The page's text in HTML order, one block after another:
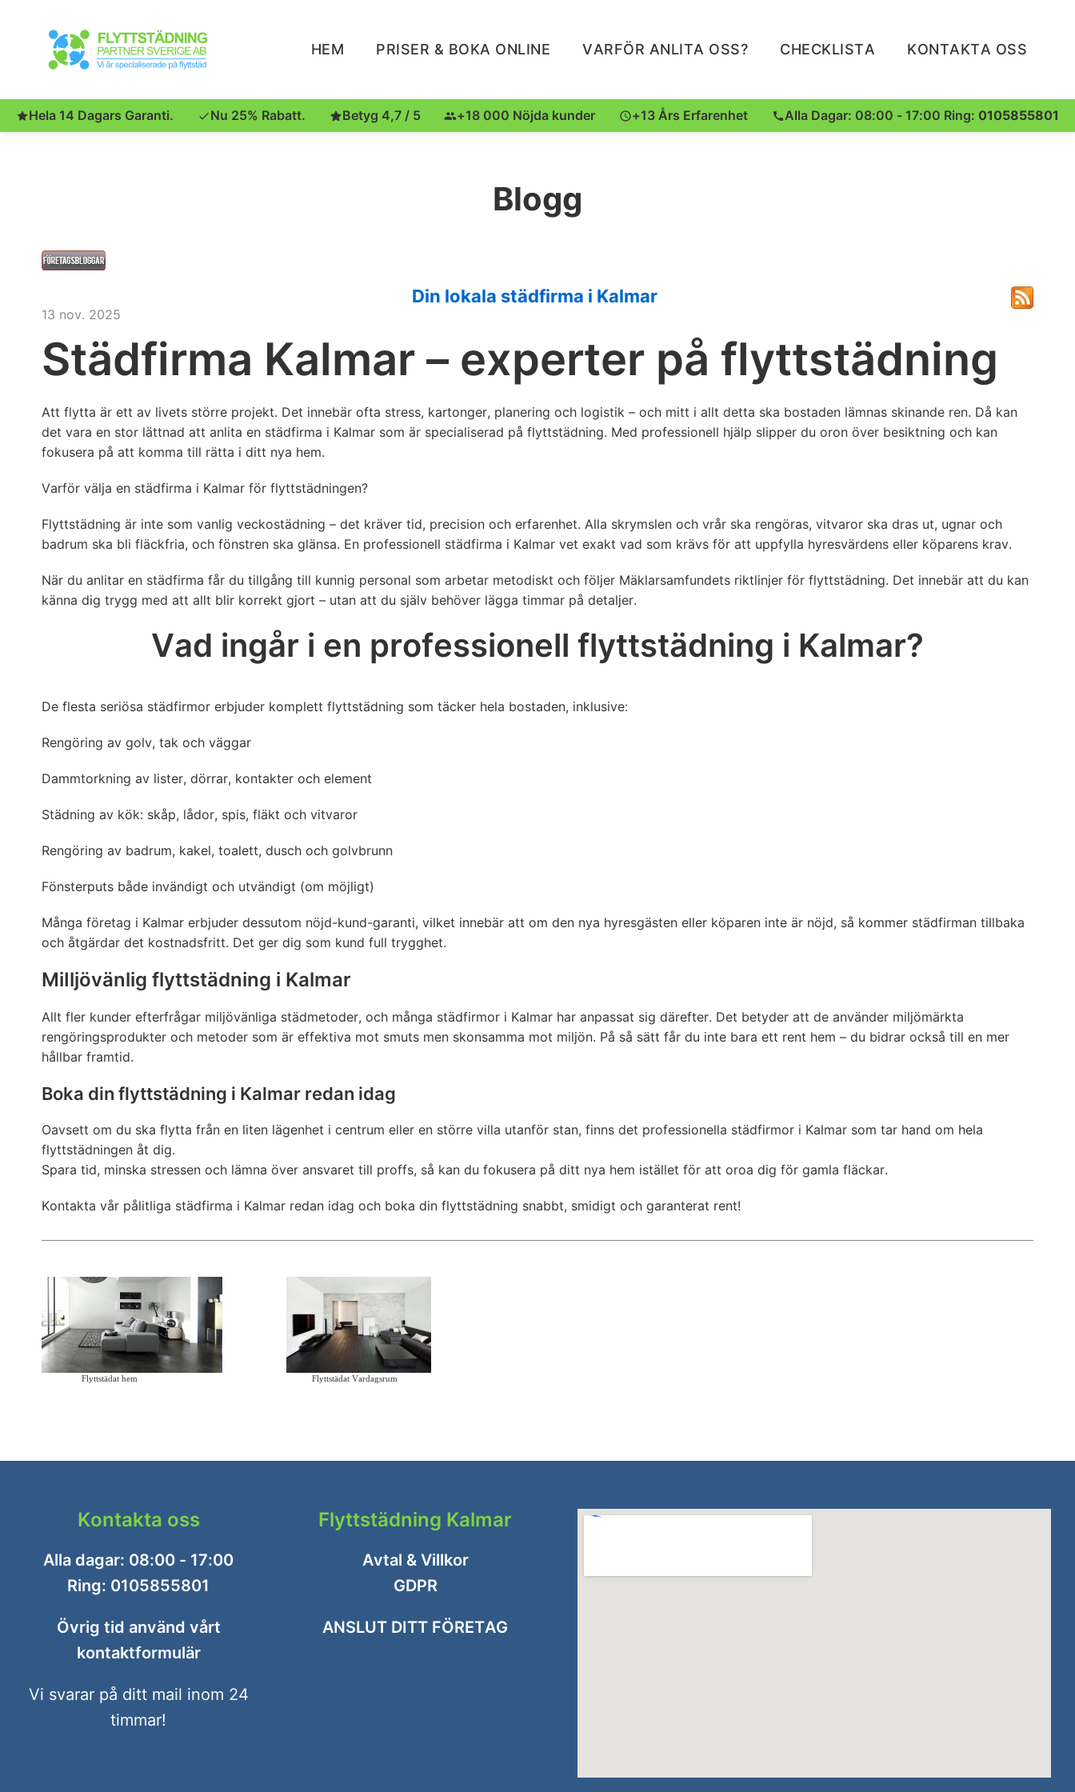
HEM PRISER & BOKA ONLINE VARFÖR ANLITA OSS? CHECKLISTA KONTAKTA OSS
Hela 14 Dagars Garanti. Nu 25% Rabatt. Betyg 4,7 / 5 +18 000 Nöjda kunder +13 Års Erfarenhet Alla Dagar: 08:00 - 17:00 Ring: 0105855801
Blogg
Din lokala städfirma i Kalmar
13 nov. 2025
Städfirma Kalmar – experter på flyttstädning
Att flytta är ett av livets större projekt. Det innebär ofta stress, kartonger, planering och logistik – och mitt i allt detta ska bostaden lämnas skinande ren. Då kan
det vara en stor lättnad att anlita en städfirma i Kalmar som är specialiserad på flyttstädning. Med professionell hjälp slipper du oron över besiktning och kan
fokusera på att komma till rätta i ditt nya hem.
Varför välja en städfirma i Kalmar för flyttstädningen?
Flyttstädning är inte som vanlig veckostädning – det kräver tid, precision och erfarenhet. Alla skrymslen och vrår ska rengöras, vitvaror ska dras ut, ugnar och
badrum ska bli fläckfria, och fönstren ska glänsa. En professionell städfirma i Kalmar vet exakt vad som krävs för att uppfylla hyresvärdens eller köparens krav.
När du anlitar en städfirma får du tillgång till kunnig personal som arbetar metodiskt och följer Mäklarsamfundets riktlinjer för flyttstädning. Det innebär att du kan
känna dig trygg med att allt blir korrekt gjort – utan att du själv behöver lägga timmar på detaljer.
Vad ingår i en professionell flyttstädning i Kalmar?
De flesta seriösa städfirmor erbjuder komplett flyttstädning som täcker hela bostaden, inklusive:
Rengöring av golv, tak och väggar
Dammtorkning av lister, dörrar, kontakter och element
Städning av kök: skåp, lådor, spis, fläkt och vitvaror
Rengöring av badrum, kakel, toalett, dusch och golvbrunn
Fönsterputs både invändigt och utvändigt (om möjligt)
Många företag i Kalmar erbjuder dessutom nöjd-kund-garanti, vilket innebär att om den nya hyresgästen eller köparen inte är nöjd, så kommer städfirman tillbaka
och åtgärdar det kostnadsfritt. Det ger dig som kund full trygghet.
MiIljövänlig flyttstädning i Kalmar
Allt fler kunder efterfrågar miljövänliga städmetoder, och många städfirmor i Kalmar har anpassat sig därefter. Det betyder att de använder miljömärkta
rengöringsprodukter och metoder som är effektiva mot smuts men skonsamma mot miljön. På så sätt får du inte bara ett rent hem – du bidrar också till en mer
hållbar framtid.
Boka din flyttstädning i Kalmar redan idag
Oavsett om du ska flytta från en liten lägenhet i centrum eller en större villa utanför stan, finns det professionella städfirmor i Kalmar som tar hand om hela
flyttstädningen åt dig.
Spara tid, minska stressen och lämna över ansvaret till proffs, så kan du fokusera på ditt nya hem istället för att oroa dig för gamla fläckar.
Kontakta vår pålitliga städfirma i Kalmar redan idag och boka din flyttstädning snabbt, smidigt och garanterat rent!
Flyttstädat hem Flyttstädat Vardagsrum
Kontakta oss
Alla dagar: 08:00 - 17:00
Ring: 0105855801
Övrig tid använd vårt
kontaktformulär
Vi svarar på ditt mail inom 24
timmar!
Flyttstädning Kalmar
Avtal & Villkor
GDPR
ANSLUT DITT FÖRETAG